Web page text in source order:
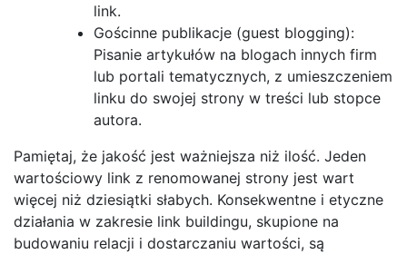
link.
Gościnne publikacje (guest blogging):
Pisanie artykułów na blogach innych firm
lub portali tematycznych, z umieszczeniem
linku do swojej strony w treści lub stopce
autora.
Pamiętaj, że jakość jest ważniejsza niż ilość. Jeden
wartościowy link z renomowanej strony jest wart
więcej niż dziesiątki słabych. Konsekwentne i etyczne
działania w zakresie link buildingu, skupione na
budowaniu relacji i dostarczaniu wartości, są